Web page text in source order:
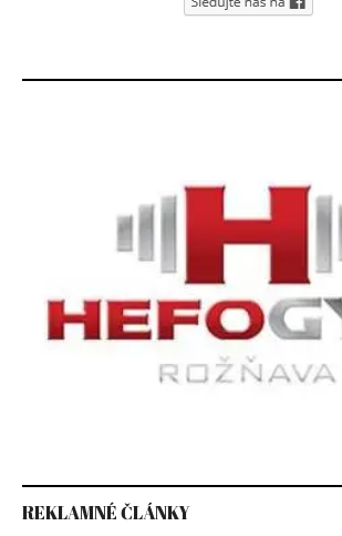
REKLAMNÉ ČLÁNKY